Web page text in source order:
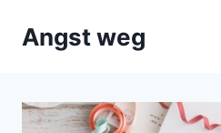
naarAngst weg